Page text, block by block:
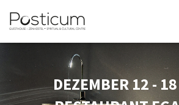
DEZEMBER 12 -